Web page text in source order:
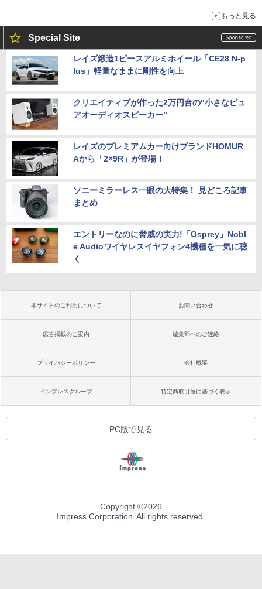
もっと見る
Special Site
レイズ鍛造1ピースアルミホイール「CE28 N-p
lus」軽量なままに剛性を向上
クリエイティブが作った2万円台の“小さなピュ
アオーディオスピーカー”
レイズのプレミアムカー向けブランドHOMUR
Aから「2×9R」が登場！
ソニーミラーレス一眼の大特集！ 見どころ記事
まとめ
エントリーなのに脅威の実力!「Osprey」Nobl
e Audioワイヤレスイヤフォン4機種を一気に聴
く
本サイトのご利用について お問い合わせ
広告掲載のご案内 編集部へのご連絡
プライバシーポリシー 会社概要
インプレスグループ 特定商取引法に基づく表示
PC版で見る
Copyright ©2026
Impress Corporation. All rights reserved.